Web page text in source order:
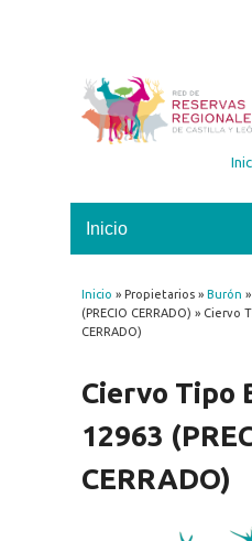
Se encuentra
Inicio » Propietarios » Burón
(PRECIO CERRADO) » Ciervo
CERRADO)
Ciervo Tipo
12963
CERRADO)